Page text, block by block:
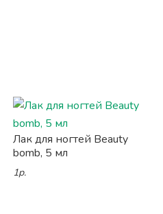
Лак для ногтей Beauty
bomb, 5 мл
1р.